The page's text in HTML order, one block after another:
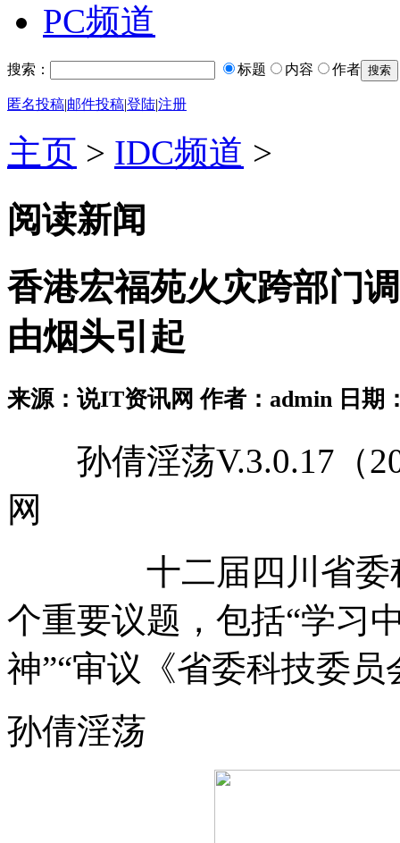
PC频道
搜索： 标题 内容 作者
匿名投稿|邮件投稿|登陆|注册
主页 > IDC频道 >
阅读新闻
香港宏福苑火灾跨部门
由烟头引起
来源：说IT资讯网 作者：admin 日期
孙倩淫荡V.3.0.17（
网
十二届四川省委科
个重要议题，包括“学习
神”“审议《省委科技委
孙倩淫荡